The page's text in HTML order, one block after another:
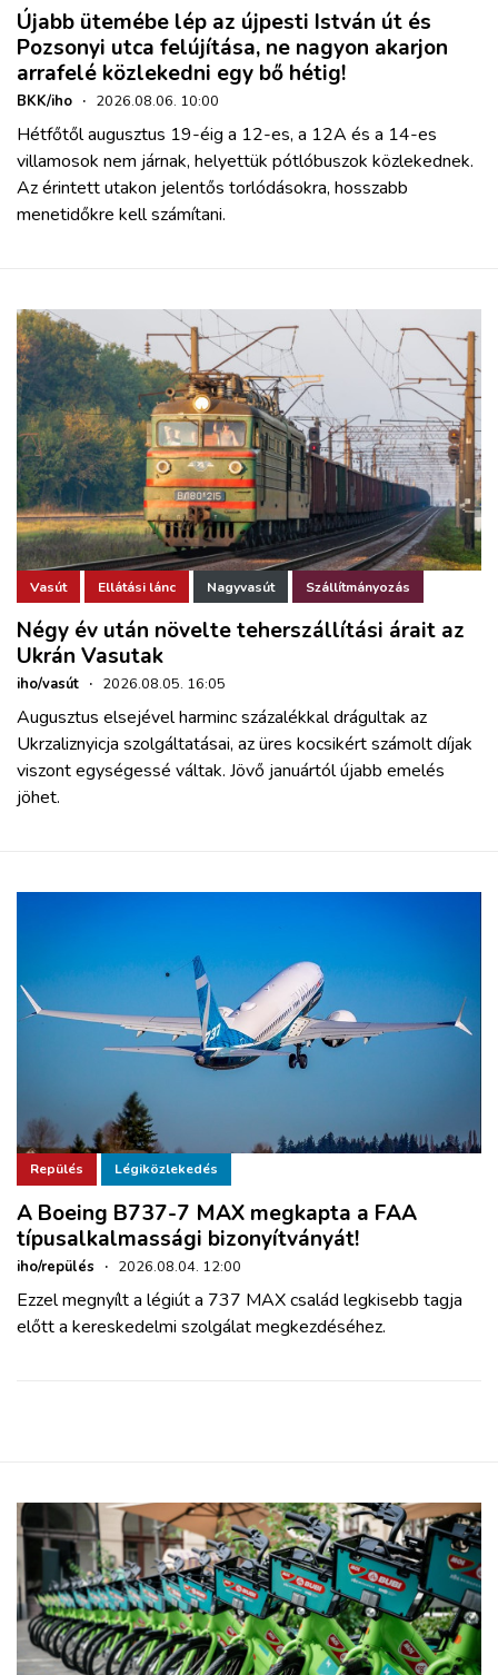
Újabb ütemébe lép az újpesti István út és
Pozsonyi utca felújítása, ne nagyon akarjon
arrafelé közlekedni egy bő hétig!
BKK/iho · 2026.08.06. 10:00
Hétfőtől augusztus 19-éig a 12-es, a 12A és a 14-es
villamosok nem járnak, helyettük pótlóbuszok közlekednek.
Az érintett utakon jelentős torlódásokra, hosszabb
menetidőkre kell számítani.
Vasút Ellátási lánc Nagyvasút Szállítmányozás
Négy év után növelte teherszállítási árait az
Ukrán Vasutak
iho/vasút · 2026.08.05. 16:05
Augusztus elsejével harminc százalékkal drágultak az
Ukrzaliznyicja szolgáltatásai, az üres kocsikért számolt díjak
viszont egységessé váltak. Jövő januártól újabb emelés
jöhet.
Repülés Légiközlekedés
A Boeing B737-7 MAX megkapta a FAA
típusalkalmassági bizonyítványát!
iho/repülés · 2026.08.04. 12:00
Ezzel megnyílt a légiút a 737 MAX család legkisebb tagja
előtt a kereskedelmi szolgálat megkezdéséhez.